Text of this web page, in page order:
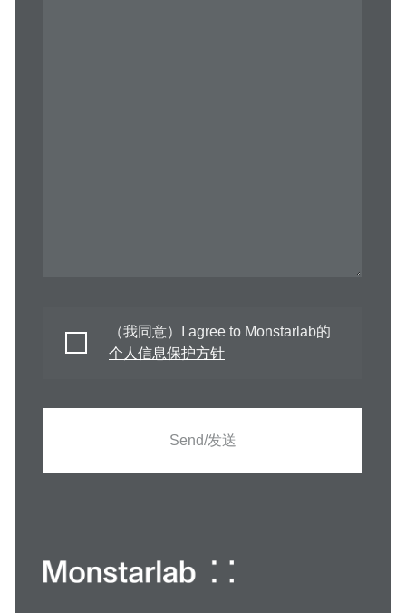
（我同意）I agree to Monstarlab的
个人信息保护方针
Send/发送